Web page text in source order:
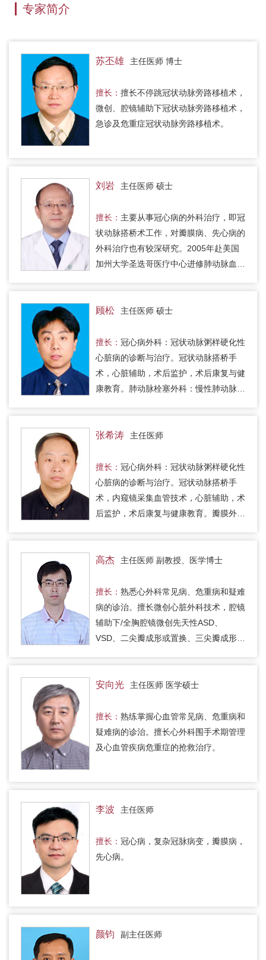
专家简介
苏丕雄 主任医师 博士
擅长： 擅长不停跳冠状动脉旁路移植术，
微创、腔镜辅助下冠状动脉旁路移植术，
急诊及危重症冠状动脉旁路移植术。
刘岩 主任医师 硕士
擅长： 主要从事冠心病的外科治疗，即冠
状动脉搭桥术工作，对瓣膜病、先心病的
外科治疗也有较深研究。2005年赴美国
加州大学圣迭哥医疗中心进修肺动脉血栓
顾松 主任医师 硕士
擅长： 冠心病外科：冠状动脉粥样硬化性
心脏病的诊断与治疗。冠状动脉搭桥手
术，心脏辅助，术后监护，术后康复与健
康教育。肺动脉栓塞外科：慢性肺动脉血
张希涛 主任医师
擅长： 冠心病外科：冠状动脉粥样硬化性
心脏病的诊断与治疗。冠状动脉搭桥手
术，内窥镜采集血管技术，心脏辅助，术
后监护，术后康复与健康教育。瓣膜外科
高杰 主任医师 副教授、医学博士
擅长： 熟悉心外科常见病、危重病和疑难
病的诊治。擅长微创心脏外科技术，腔镜
辅助下/全胸腔镜微创先天性ASD、
VSD、二尖瓣成形或置换、三尖瓣成形、
安向光 主任医师 医学硕士
擅长： 熟练掌握心血管常见病、危重病和
疑难病的诊治。擅长心外科围手术期管理
及心血管疾病危重症的抢救治疗。
李波 主任医师
擅长： 冠心病，复杂冠脉病变，瓣膜病，
先心病。
颜钧 副主任医师